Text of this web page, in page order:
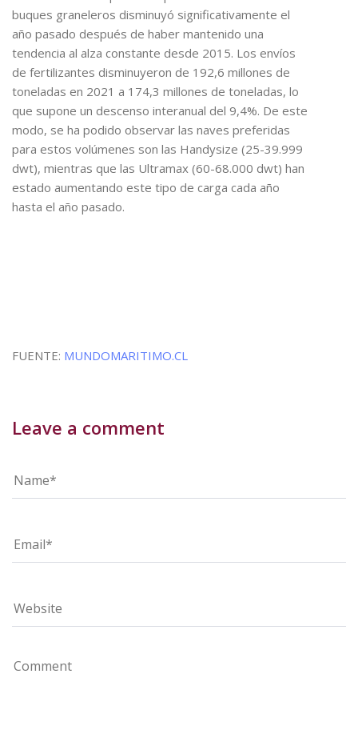
buques graneleros disminuyó significativamente el
año pasado después de haber mantenido una
tendencia al alza constante desde 2015. Los envíos
de fertilizantes disminuyeron de 192,6 millones de
toneladas en 2021 a 174,3 millones de toneladas, lo
que supone un descenso interanual del 9,4%. De este
modo, se ha podido observar las naves preferidas
para estos volúmenes son las Handysize (25-39.999
dwt), mientras que las Ultramax (60-68.000 dwt) han
estado aumentando este tipo de carga cada año
hasta el año pasado.
FUENTE: MUNDOMARITIMO.CL
Leave a comment